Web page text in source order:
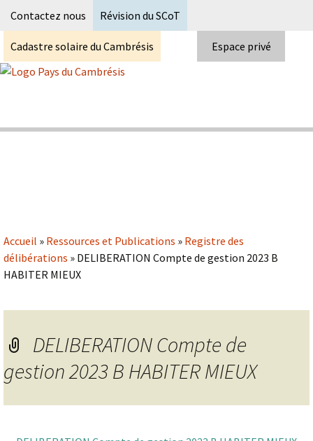
Contactez nous Révision du SCoT
Cadastre solaire du Cambrésis Espace privé
Accueil » Ressources et Publications » Registre des
délibérations » DELIBERATION Compte de gestion 2023 B
HABITER MIEUX
DELIBERATION Compte de
gestion 2023 B HABITER MIEUX